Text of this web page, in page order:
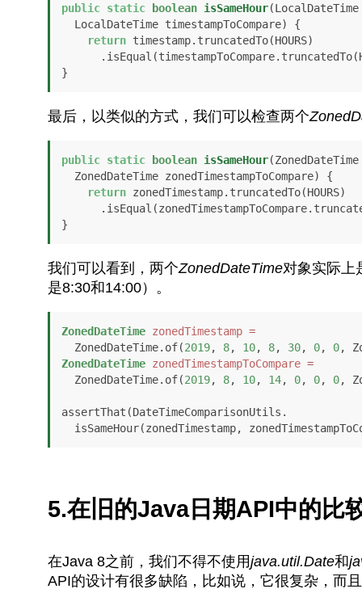
public static boolean isSameHour
  LocalDateTime timestampToCompare)
{
return timestamp.truncatedTo(HOURS)
}
最后，以类似的方式，我们可以检查两个
public static boolean isSameHour
  ZonedDateTime zonedTimestampToCompare)
{
return zonedTimestamp.truncatedTo(HOURS)
}
我们可以看到，两个ZonedDateTime对象实际上
是8:30和14:00）。
ZonedDateTime zonedTimestamp =
  ZonedDateTime.of(
2019, 8, 10, 8, 30, 0, 0,
ZonedDateTime zonedTimestampToCompare =
  ZonedDateTime.of(
2019, 8, 10, 14, 0, 0, 0,
assertThat(DateTimeComparisonUtils.
isSameHour(zonedTimestamp,
5.在旧的Java日期API中的比
在Java 8之前，我们不得不使用java.util.Date和
API的设计有很多缺陷，比如说，它很复杂，而